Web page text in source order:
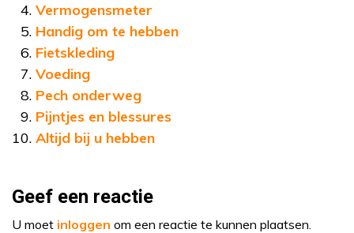
Vermogensmeter
Handig om te hebben
Fietskleding
Voeding
Pech onderweg
Pijntjes en blessures
Altijd bij u hebben
Geef een reactie
U moet inloggen om een reactie te kunnen plaatsen.